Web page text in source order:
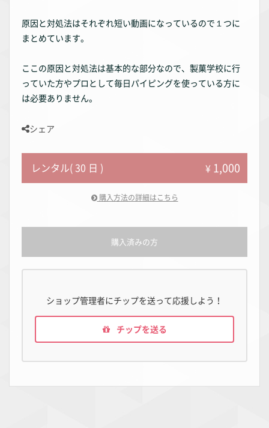
原因と対処法はそれぞれ短い動画になっているので１つに
まとめています。
ここの原因と対処法は基本的な部分なので、製菓学校に行
っていた方やプロとして毎日パイピングを使っている方に
は必要ありません。
シェア
レンタル( 30 日 ) ¥ 1,000
購入方法の詳細はこちら
購入済みの方
ショップ管理者にチップを送って応援しよう！
チップを送る